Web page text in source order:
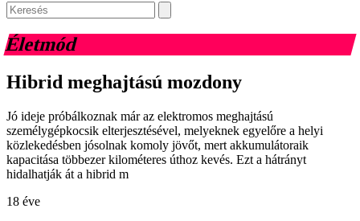
Életmód
Hibrid meghajtású mozdony
Jó ideje próbálkoznak már az elektromos meghajtású
személygépkocsik elterjesztésével, melyeknek egyelőre a helyi
közlekedésben jósolnak komoly jövőt, mert akkumulátoraik
kapacitása többezer kilométeres úthoz kevés. Ezt a hátrányt
hidalhatják át a hibrid m
18 éve